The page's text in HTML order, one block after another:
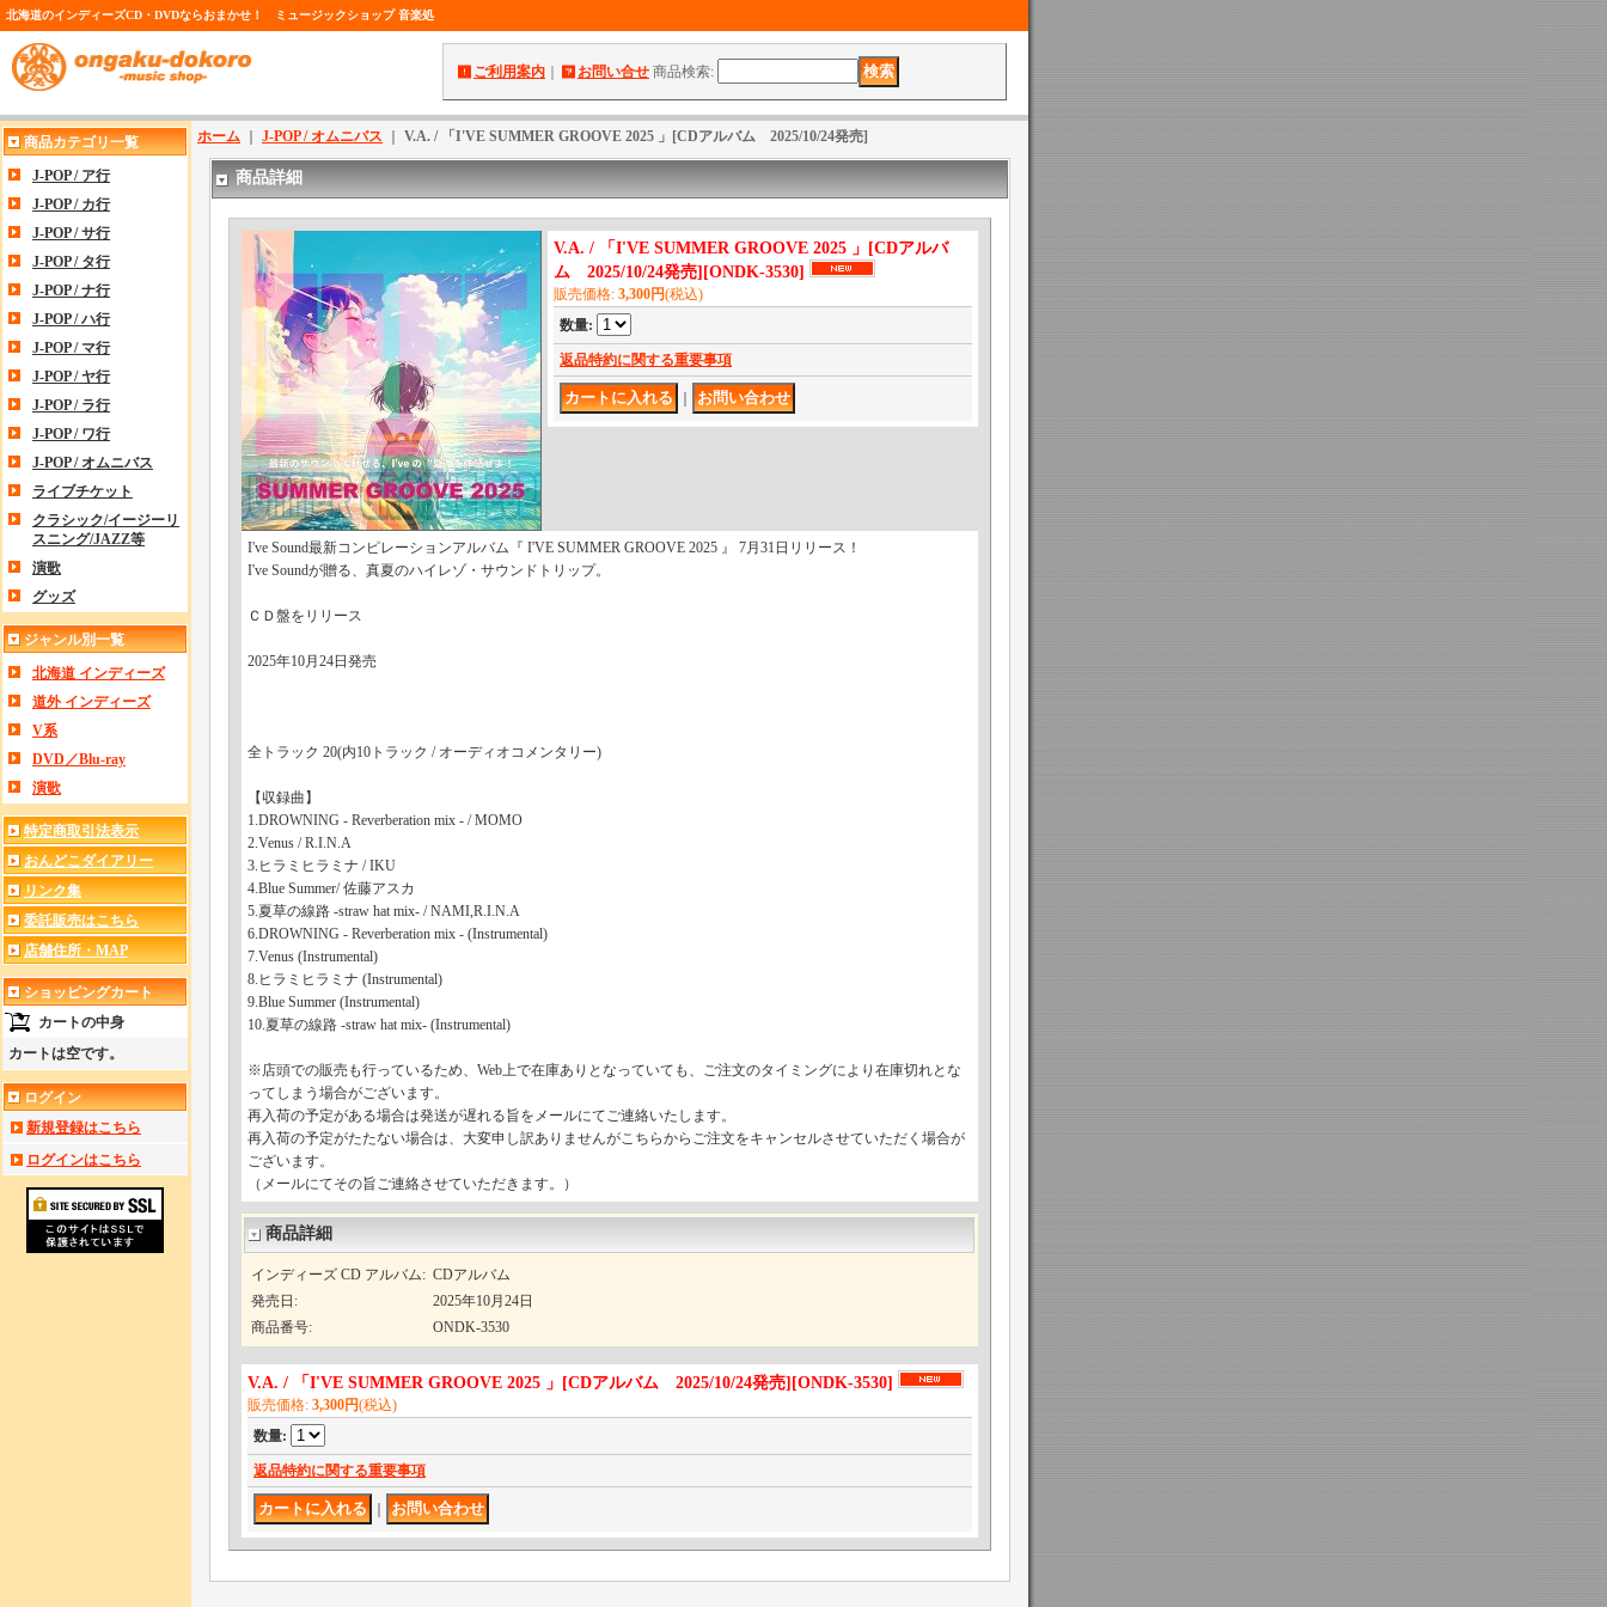
北海道のインディーズCD・DVDならおまかせ！ ミュージックショップ 音楽処
ご利用案内 お問い合せ 商品検索:
商品カテゴリ一覧
J-POP / ア行
J-POP / カ行
J-POP / サ行
J-POP / タ行
J-POP / ナ行
J-POP / ハ行
J-POP / マ行
J-POP / ヤ行
J-POP / ラ行
J-POP / ワ行
J-POP / オムニバス
ライブチケット
クラシック/イージーリ
スニング/JAZZ等
演歌
グッズ
ジャンル別一覧
北海道 インディーズ
道外 インディーズ
V系
DVD／Blu-ray
演歌
特定商取引法表示
おんどこダイアリー
リンク集
委託販売はこちら
店舗住所・MAP
ショッピングカート
カートの中身
カートは空です。
ログイン
新規登録はこちら
ログインはこちら
ホーム J-POP / オムニバス V.A. / 「I'VE SUMMER GROOVE 2025 」[CDアルバム 2025/10/24発売]
商品詳細
V.A. / 「I'VE SUMMER GROOVE 2025 」[CDアルバ
ム 2025/10/24発売] [ONDK-3530]
販売価格: 3,300円(税込)
数量:
返品特約に関する重要事項
I've Sound最新コンピレーションアルバム『 I'VE SUMMER GROOVE 2025 』 7月31日リリース！
I've Soundが贈る、真夏のハイレゾ・サウンドトリップ。
ＣＤ盤をリリース
2025年10月24日発売
全トラック 20(内10トラック / オーディオコメンタリー)
【収録曲】
1.DROWNING - Reverberation mix - / MOMO
2.Venus / R.I.N.A
3.ヒラミヒラミナ / IKU
4.Blue Summer/ 佐藤アスカ
5.夏草の線路 -straw hat mix- / NAMI,R.I.N.A
6.DROWNING - Reverberation mix - (Instrumental)
7.Venus (Instrumental)
8.ヒラミヒラミナ (Instrumental)
9.Blue Summer (Instrumental)
10.夏草の線路 -straw hat mix- (Instrumental)
※店頭での販売も行っているため、Web上で在庫ありとなっていても、ご注文のタイミングにより在庫切れとな
ってしまう場合がございます。
再入荷の予定がある場合は発送が遅れる旨をメールにてご連絡いたします。
再入荷の予定がたたない場合は、大変申し訳ありませんがこちらからご注文をキャンセルさせていただく場合が
ございます。
（メールにてその旨ご連絡させていただきます。）
商品詳細
インディーズ CD アルバム: CDアルバム
発売日 :
2025年10月24日
商品番号: ONDK-3530
V.A. / 「I'VE SUMMER GROOVE 2025 」[CDアルバム 2025/10/24発売] [ONDK-3530]
販売価格: 3,300円(税込)
数量:
返品特約に関する重要事項